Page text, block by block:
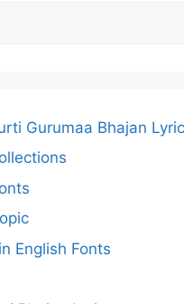
Gurumaa Bhajan
English Fonts